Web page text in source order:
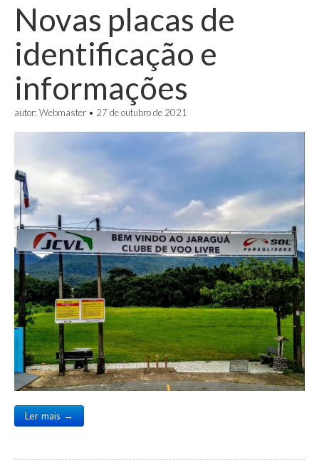
Novas placas de
identificação e
informações
autor: Webmaster • 27 de outubro de 2021
Ler mais →